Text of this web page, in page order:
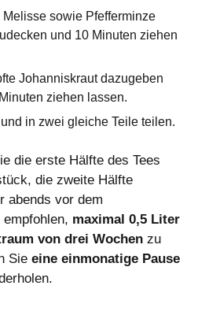
sowie Pfefferminze
und 10 Minuten ziehen
Johanniskraut dazugeben
ziehen lassen.
in zwei gleiche Teile teilen.
die erste Hälfte des Tees
die zweite Hälfte
abends vor dem
maximal 0,5 Liter
von drei Wochen zu
Sie eine einmonatige Pause